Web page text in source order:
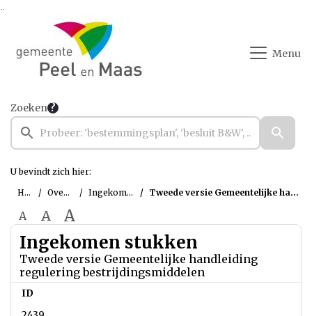
Ga naar de inhoud van deze pagina
Menu
Zoeken
U bevindt zich hier:
Home
Overzichten Ingekomen stukken Tweede versie Gemeentelijke handleiding regulering bestrijdingsmiddelen
A A A
Ingekomen stukken
Tweede versie Gemeentelijke handleiding
regulering bestrijdingsmiddelen
ID